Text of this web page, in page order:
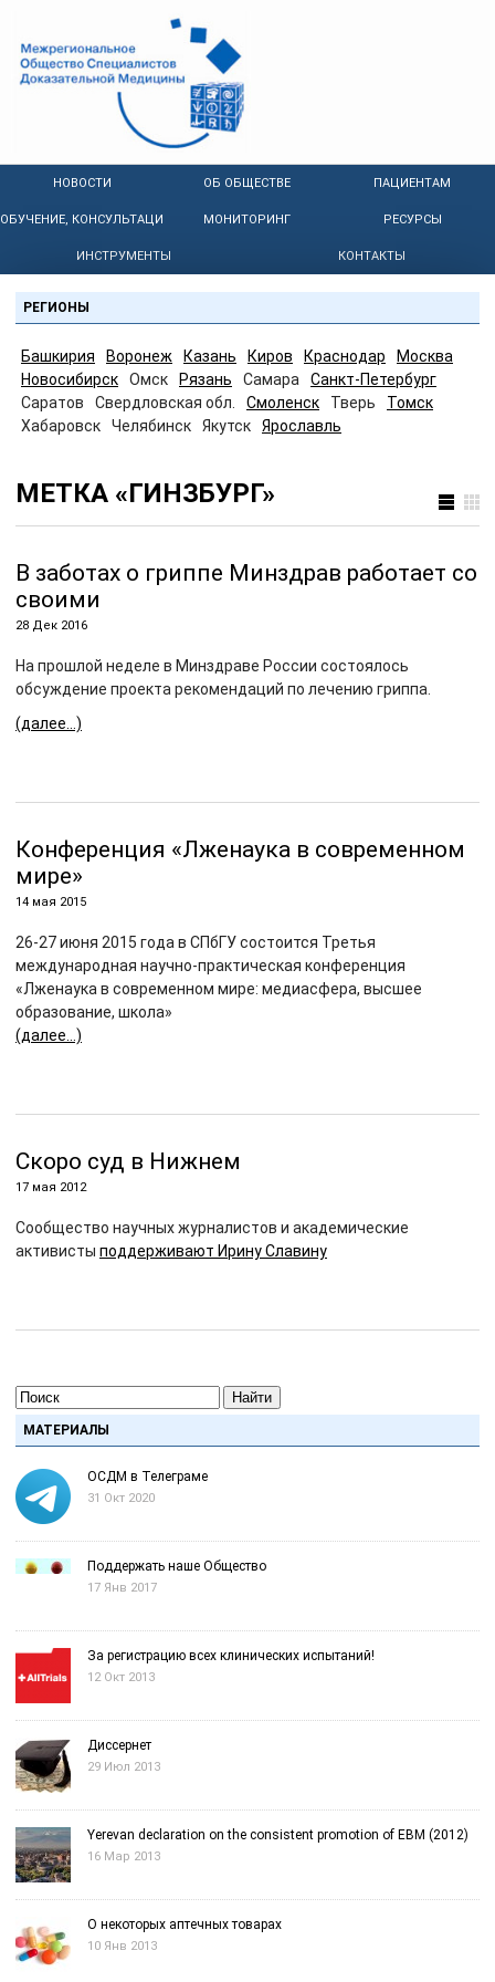
НОВОСТИ ОБ ОБЩЕСТВЕ ПАЦИЕНТАМ
ОБУЧЕНИЕ, КОНСУЛЬТАЦИИ МОНИТОРИНГ РЕСУРСЫ
ИНСТРУМЕНТЫ КОНТАКТЫ
РЕГИОНЫ
Башкирия Воронеж Казань Киров Краснодар
Москва
Новосибирск
Омск Рязань Самара
Санкт-Петербург
Саратов
Свердловская обл. Смоленск Тверь
Томск
Хабаровск
Челябинск Якутск Ярославль
МЕТКА «ГИНЗБУРГ»
В заботах о гриппе Минздрав работает со
своими
28 Дек 2016
На прошлой неделе в Минздраве России состоялось
обсуждение проекта рекомендаций по лечению гриппа.
(далее…)
Конференция «Лженаука в современном
мире»
14 мая 2015
26-27 июня 2015 года в СПбГУ состоится Третья
международная научно-практическая конференция
«Лженаука в современном мире: медиасфера, высшее
образование, школа»
(далее…)
Скоро суд в Нижнем
17 мая 2012
Сообщество научных журналистов и академические
активисты поддерживают Ирину Славину
Найти
МАТЕРИАЛЫ
ОСДМ в Телеграме
31 Окт 2020
Поддержать наше Общество
17 Янв 2017
За регистрацию всех клинических испытаний!
12 Окт 2013
Диссернет
29 Июл 2013
Yerevan declaration on the consistent promotion of EBM (2012)
16 Мар 2013
О некоторых аптечных товарах
10 Янв 2013